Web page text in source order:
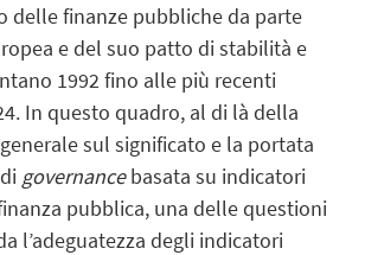
delle finanze pubbliche da parte
e del suo patto di stabilità e
1992 fino alle più recenti
In questo quadro, al di là della
sul significato e la portata
governancebasata su indicatori
pubblica, una delle questioni
l’adeguatezza degli indicatori